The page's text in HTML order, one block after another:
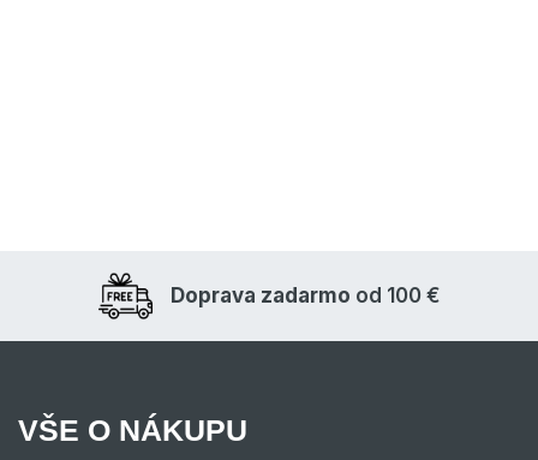
Doprava zadarmo od 100 €
VŠE O NÁKUPU